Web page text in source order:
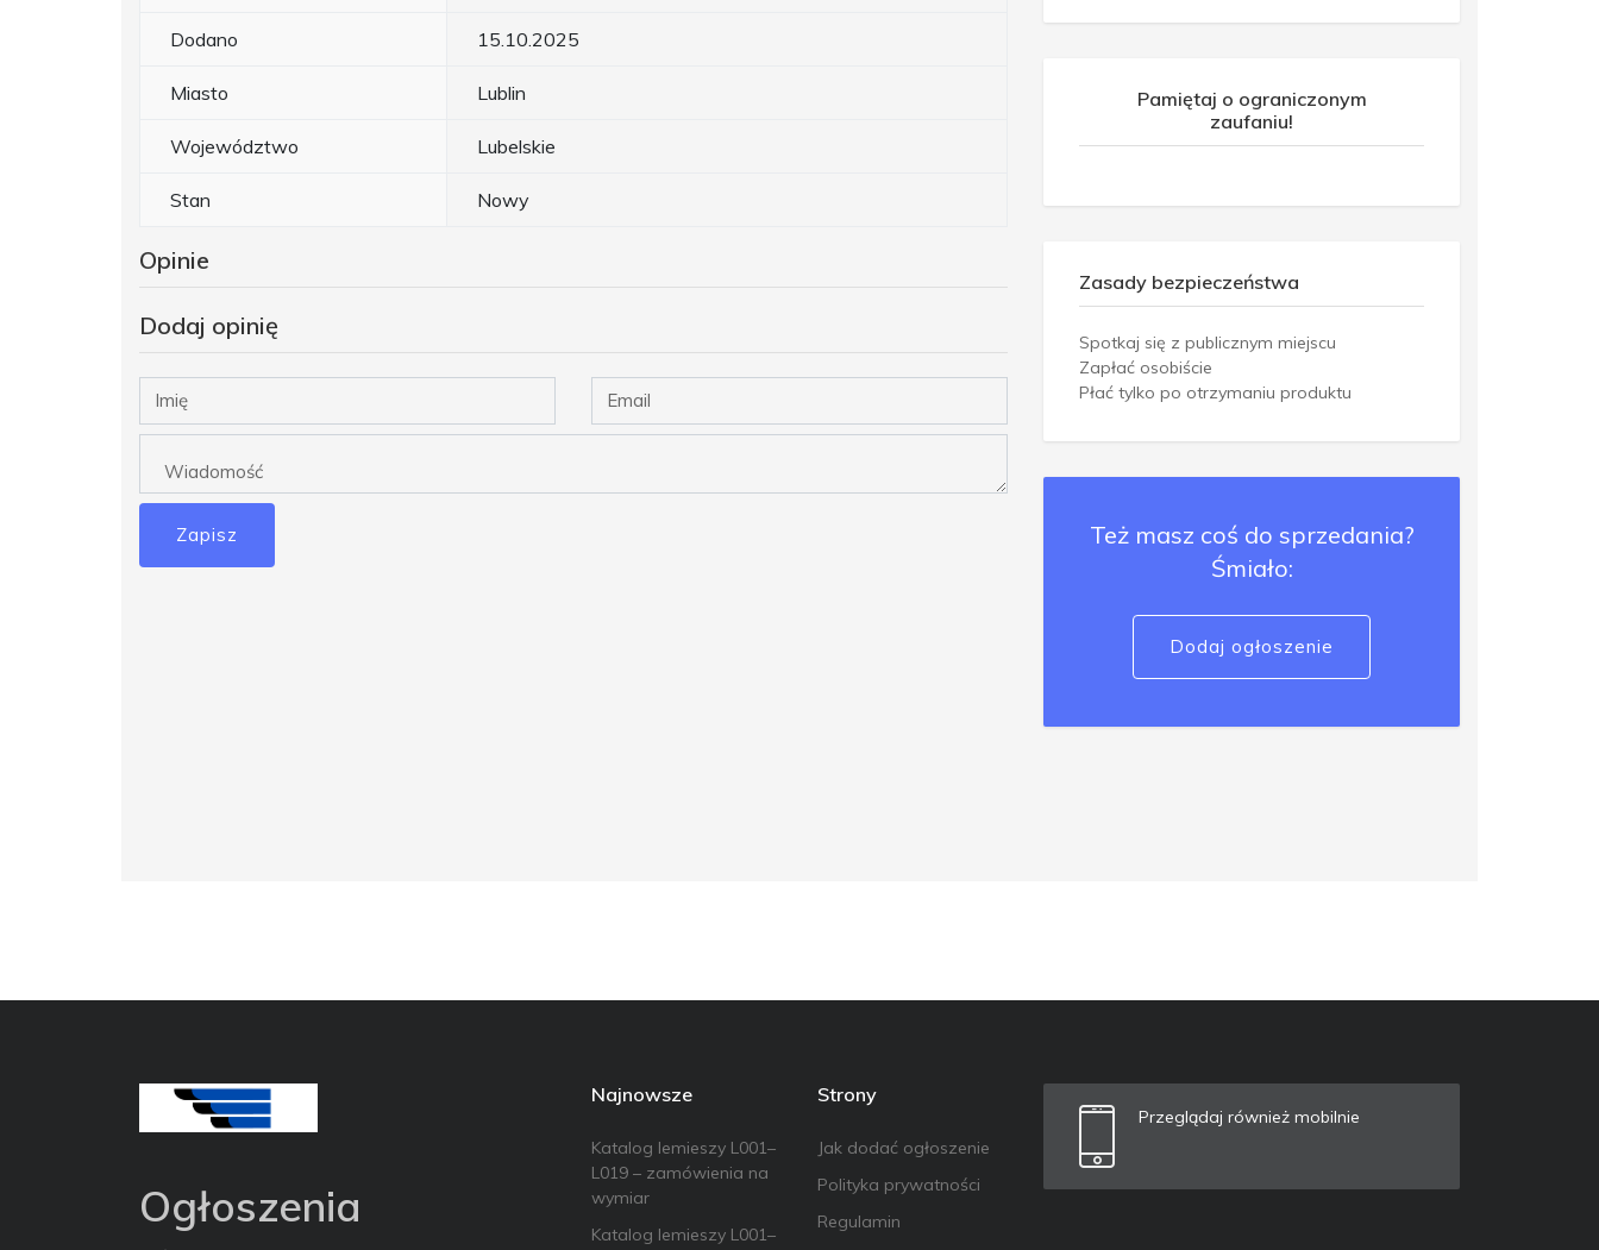
Dodano 15.10.2025
Miasto Lublin
Województwo Lubelskie
Stan Nowy
Opinie
Dodaj opinię
Zapisz
Pamiętaj o ograniczonym
zaufaniu!
Zasady bezpieczeństwa
Spotkaj się z publicznym miejscu
Zapłać osobiście
Płać tylko po otrzymaniu produktu
Też masz coś do sprzedania?
Śmiało:
Dodaj ogłoszenie
Ogłoszenia
Najnowsze
Katalog lemieszy L001–
L019 – zamówienia na
wymiar
Katalog lemieszy L001–
Strony
Jak dodać ogłoszenie
Polityka prywatności
Regulamin
Przeglądaj również mobilnie